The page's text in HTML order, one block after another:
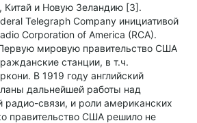
Китай и Новую Зеландию [3].
Telegraph Company инициативой
Corporation of America (RCA).
мировую правительство США
станции, в т.ч.
В 1919 году английский
дальнейшей работы над
радио-связи, и роли американских
правительство США решило не